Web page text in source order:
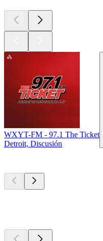
WXYT-FM - 97.1 The Ticket
Detroit, Discusión